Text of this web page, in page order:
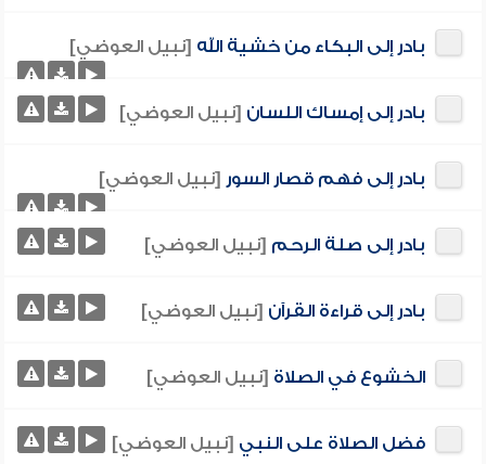
بادر إلى البكاء من خشية الله [نبيل العوضي]
بادر إلى إمساك اللسان [نبيل العوضي]
بادر إلى فهم قصار السور [نبيل العوضي]
بادر إلى صلة الرحم [نبيل العوضي]
بادر إلى قراءة القرآن [نبيل العوضي]
الخشوع في الصلاة [نبيل العوضي]
فضل الصلاة على النبي [نبيل العوضي]